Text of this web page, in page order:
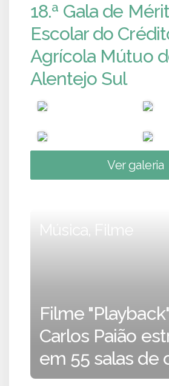
18.ª Gala de
Escolar do
Agrícola Mútuo
Alentejo Sul
Ver galeria
Música, Filme
Filme
Carlos Paião
em 55 salas de